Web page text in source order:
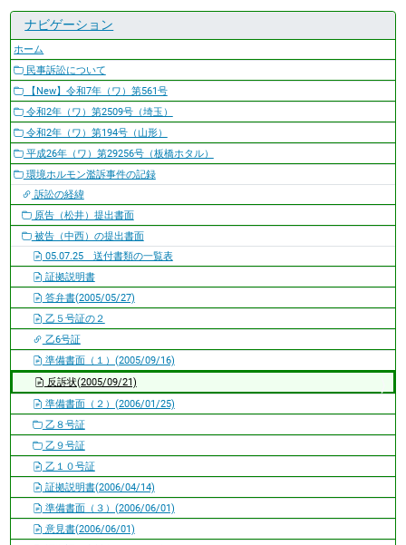
ナビゲーション
ホーム
民事訴訟について
【New】令和7年（ワ）第561号
令和2年（ワ）第2509号（埼玉）
令和2年（ワ）第194号（山形）
平成26年（ワ）第29256号（板橋ホタル）
環境ホルモン濫訴事件の記録
訴訟の経緯
原告（松井）提出書面
被告（中西）の提出書面
05.07.25 送付書類の一覧表
証拠説明書
答弁書(2005/05/27)
乙５号証の２
乙6号証
準備書面（１）(2005/09/16)
反訴状(2005/09/21)
準備書面（２）(2006/01/25)
乙８号証
乙９号証
乙１０号証
証拠説明書(2006/04/14)
準備書面（３）(2006/06/01)
意見書(2006/06/01)